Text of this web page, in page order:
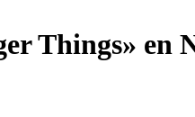
Things» en